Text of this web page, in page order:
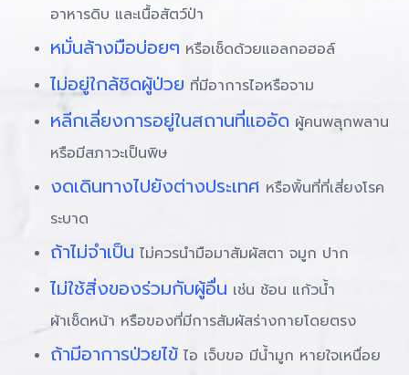
อาหารดิบ และเนื้อสัตว์ป่า
หมั่นล้างมือบ่อยๆ หรือเช็ดด้วยแอลกอฮอล์
ไม่อยู่ใกล้ชิดผู้ป่วย ที่มีอาการไอหรือจาม
หลีกเลี่ยงการอยู่ในสถานที่แออัด ผู้คนพลุกพลาน
หรือมีสภาวะเป็นพิษ
งดเดินทางไปยังต่างประเทศ หรือพิ้นที่ที่เสี่ยงโรค
ระบาด
ถ้าไม่จำเป็น ไม่ควรนำมือมาสัมผัสตา จมูก ปาก
ไม่ใช้สิ่งของร่วมกับผู้อื่น เช่น ช้อน แก้วน้ำ
ผ้าเช็ดหน้า หรือของที่มีการสัมผัสร่างกายโดยตรง
ถ้ามีอาการป่วยไข้ ไอ เจ็บขอ มีน้ำมูก หายใจเหนื่อย